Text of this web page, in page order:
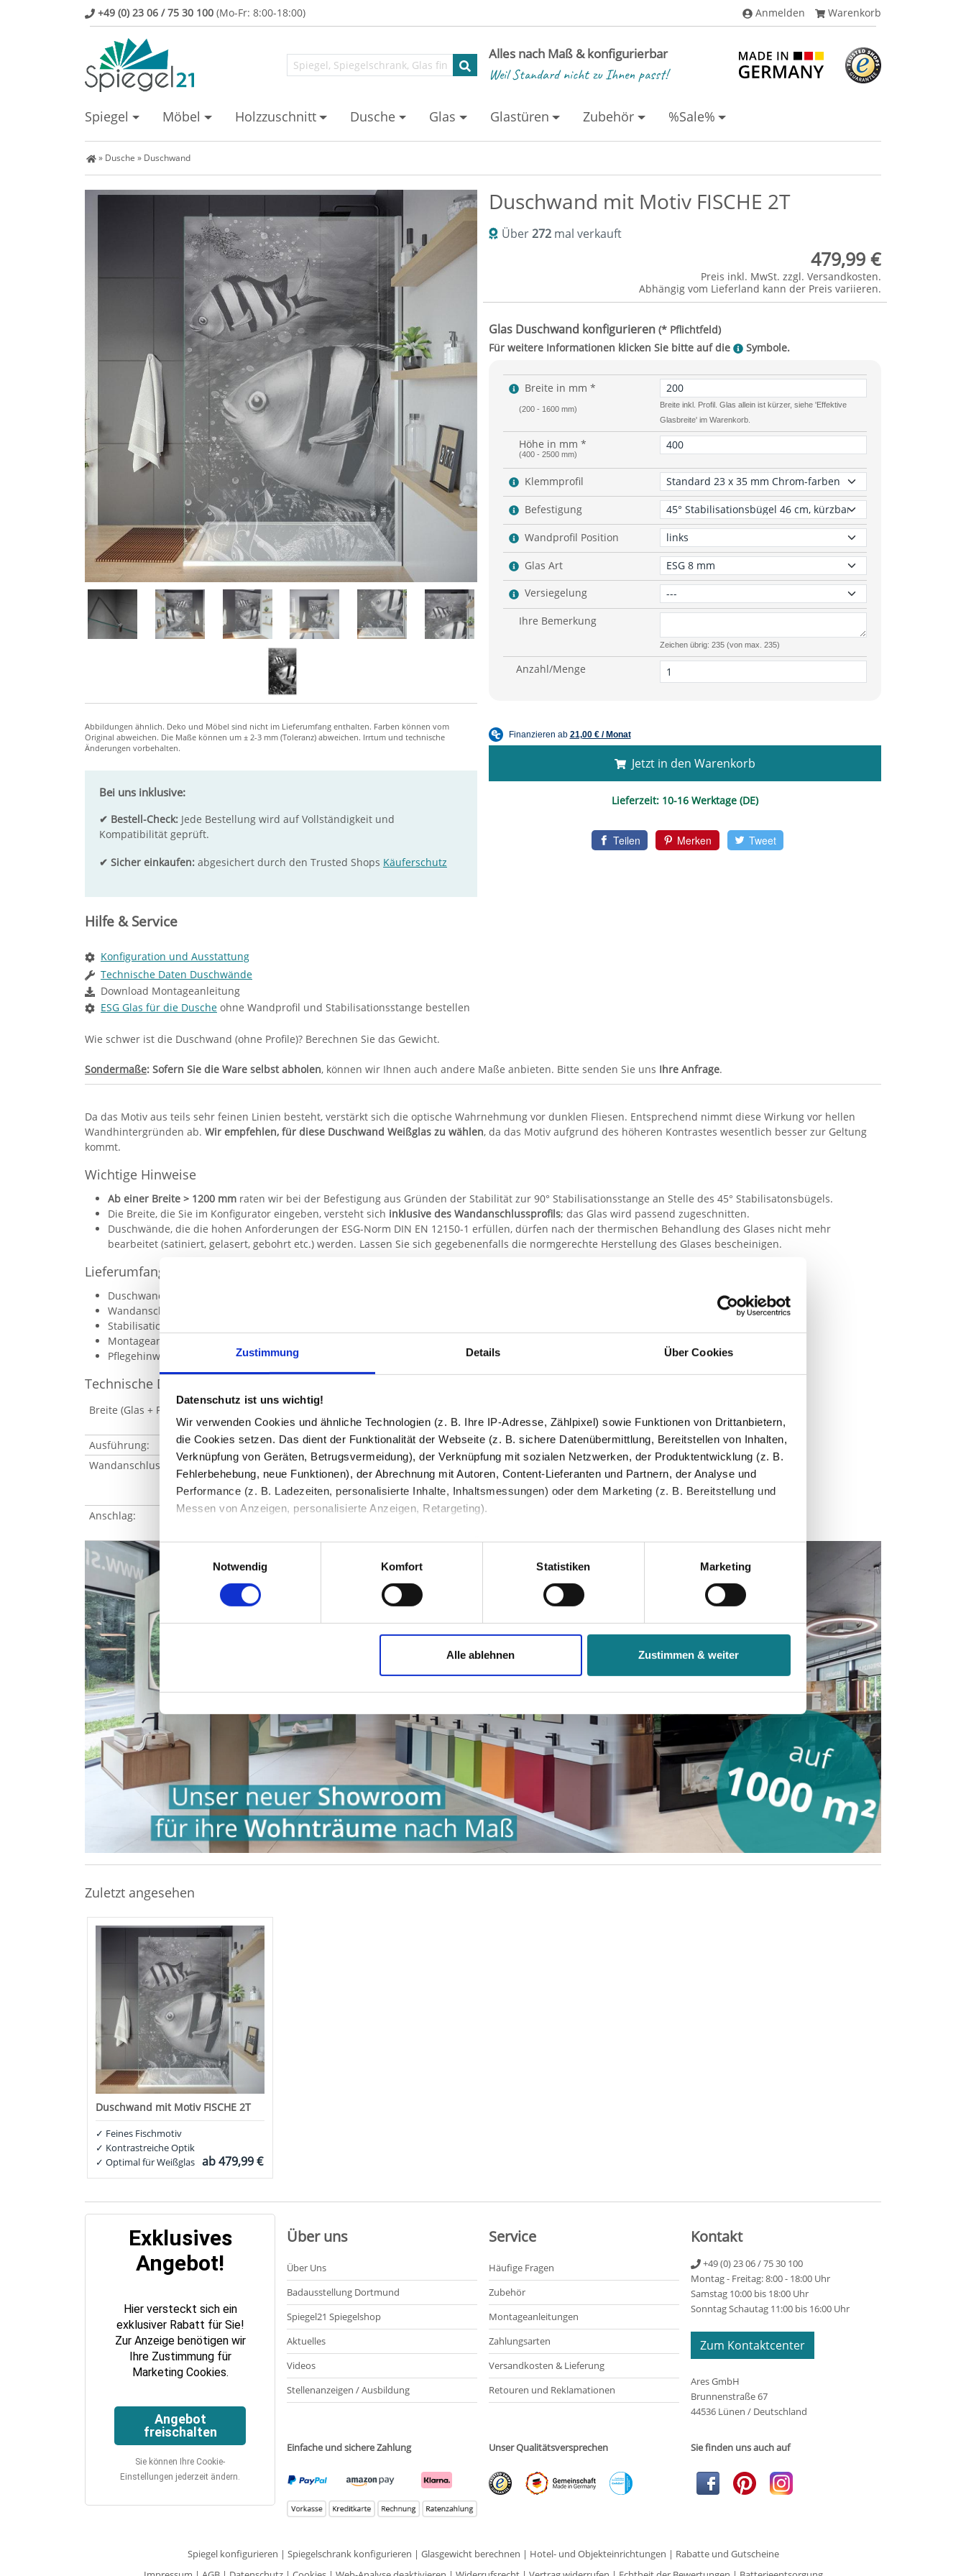
Zustimmung Details Über Cookies
Datenschutz ist uns wichtig!
Wir verwenden Cookies und ähnliche Technologien (z. B. Ihre IP-Adresse, Zählpixel) sowie Funktionen von Drittanbietern,
die Cookies setzen. Das dient der Funktionalität der Webseite (z. B. sichere Datenübermittlung, Bereitstellen von Inhalten,
Verknüpfung von Geräten, Betrugsvermeidung), der Verknüpfung mit sozialen Netzwerken, der Produktentwicklung (z. B.
Fehlerbehebung, neue Funktionen), der Abrechnung mit Autoren, Content-Lieferanten und Partnern, der Analyse und
Performance (z. B. Ladezeiten, personalisierte Inhalte, Inhaltsmessungen) oder dem Marketing (z. B. Bereitstellung und
Messen von Anzeigen, personalisierte Anzeigen, Retargeting).
Die Einzelheiten können Sie unter Datenschutz nachlesen. Über den Link "Cookies" am Seitenende können Sie mehr über
die eingesetzten Technologien und Partner erfahren und die von Ihnen gewünschten Einstellungen vornehmen.
Indem Sie auf den Button "Zustimmen" klicken, willigen Sie in die Verarbeitung Ihrer personenbezogenen Daten zu den
Impressum|Datenschutz
Einwilligungsauswahl
Notwendig
Komfort Statistiken Marketing
Alle ablehnen Zustimmen & weiter
+49 (0) 23 06 / 75 30 100 (Mo-Fr: 8:00-18:00) Anmelden Warenkorb
Alles nach Maß & konfigurierbar
Weil Standard nicht zu Ihnen passt!
Spiegel Möbel Holzzuschnitt Dusche Glas Glastüren Zubehör %Sale%
Spiegel Shop
» Dusche » Duschwand
Da das Motiv aus teils sehr feinen Linien besteht, verstärkt sich die optische Wahrnehmung vor dunklen Fliesen. Entsprechend nimmt diese Wirkung vor hellen
Wandhintergründen ab. Wir empfehlen, für diese Duschwand Weißglas zu wählen, da das Motiv aufgrund des höheren Kontrastes wesentlich besser zur Geltung
kommt.
Wichtige Hinweise
Ab einer Breite > 1200 mm raten wir bei der Befestigung aus Gründen der Stabilität zur 90° Stabilisationsstange an Stelle des 45° Stabilisatonsbügels.
Die Breite, die Sie im Konfigurator eingeben, versteht sich inklusive des Wandanschlussprofils; das Glas wird passend zugeschnitten.
Duschwände, die die hohen Anforderungen der ESG-Norm DIN EN 12150-1 erfüllen, dürfen nach der thermischen Behandlung des Glases nicht mehr
bearbeitet (satiniert, gelasert, gebohrt etc.) werden. Lassen Sie sich gegebenenfalls die normgerechte Herstellung des Glases bescheinigen.
Lieferumfang
Duschwand aus 8 mm ESG-Glas
Wandanschlussprofil aus Aluminium inklusive wasserabweisender Dichtungen
Stabilisationsstange oder -bügel
Montageanleitung
Pflegehinweise
Technische Daten
Breite (Glas + Profil):
200 - 2000 mm (je nach Modell), Zuschnitt nach Maß, Toleranz: ± 2-3 mm.
Hinweis: Das Glas ist 10 mm kürzer als die im Konfigurator eingegebene Breite.
Ausführung:
Duschwand teilgerahmt
Wandanschlussprofil:
Aluminium eloxiert und poliert
Breite: 19 mm / Tiefe: 19 mm
Höhe: maximal 2500 mm
Anschlag:
rechts oder links
Sie haben gelesen: Duschwand mit Motiv FISCHE 2T kaufen | Ares Spiegel21
Hilfe & Service
Konfiguration und Ausstattung
Technische Daten Duschwände
Download Montageanleitung
ESG Glas für die Dusche ohne Wandprofil und Stabilisationsstange bestellen
Wie schwer ist die Duschwand (ohne Profile)? Berechnen Sie das Gewicht.
Sondermaße: Sofern Sie die Ware selbst abholen, können wir Ihnen auch andere Maße anbieten. Bitte senden Sie uns Ihre Anfrage.
Bei uns inklusive:
✔ Bestell-Check: Jede Bestellung wird auf Vollständigkeit und
Kompatibilität geprüft.
✔ Sicher einkaufen: abgesichert durch den Trusted Shops Käuferschutz
Duschwand mit Motiv FISCHE 2T
Über272 mal verkauft
479,99 €
Preis inkl. MwSt. zzgl. Versandkosten.
Abhängig vom Lieferland kann der Preis variieren.
Breite in mm *
(200 - 1600 mm)
Breite inkl. Profil. Glas allein ist kürzer, siehe 'Effektive
Glasbreite' im Warenkorb.
Höhe in mm *
(400 - 2500 mm)
Klemmprofil
Befestigung
Wandprofil Position
Glas Art
Versiegelung
Ihre Bemerkung
Zeichen übrig: 235 (von max. 235)
Anzahl/Menge
Jetzt in den Warenkorb
Lieferzeit: 10-16 Werktage (DE)
Teilen Merken Tweet
Zuletzt angesehen
Duschwand mit Motiv FISCHE 2T
✓ Feines Fischmotiv
✓ Kontrastreiche Optik
✓ Optimal für Weißglas ab479,99 €
Exklusives
Angebot!
Hier versteckt sich ein
exklusiver Rabatt für Sie!
Zur Anzeige benötigen wir
Ihre Zustimmung für
Marketing Cookies.
Angebot
freischalten
Sie können Ihre Cookie-
Einstellungen jederzeit ändern.
Über uns
Über Uns
Badausstellung Dortmund
Spiegel21 Spiegelshop
Aktuelles
Videos
Stellenanzeigen / Ausbildung
Service
Häufige Fragen
Zubehör
Montageanleitungen
Zahlungsarten
Versandkosten & Lieferung
Retouren und Reklamationen
Kontakt
+49 (0) 23 06 / 75 30 100
Montag - Freitag: 8:00 - 18:00 Uhr
Samstag 10:00 bis 18:00 Uhr
Sonntag Schautag 11:00 bis 16:00 Uhr
Zum Kontaktcenter
Ares GmbH
Brunnenstraße 67
44536 Lünen / Deutschland
Einfache und sichere Zahlung Unser Qualitätsversprechen Sie finden uns auch auf
Spiegel konfigurieren | Spiegelschrank konfigurieren | Glasgewicht berechnen | Hotel- und Objekteinrichtungen | Rabatte und Gutscheine